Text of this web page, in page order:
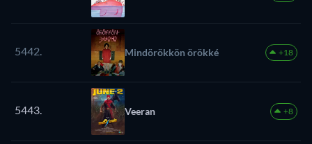
5442. Mindörökkön örökké +18
5443. Veeran +8